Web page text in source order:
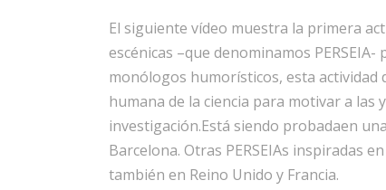
El siguiente vídeo muestra la primera
escénicas –que denominamos
monólogos humorísticos, esta actividad
humana de la ciencia para motivar a
investigación.Está siendo probadaen
Barcelona. Otras PERSEIAs inspiradas
también en Reino Unido y Francia.